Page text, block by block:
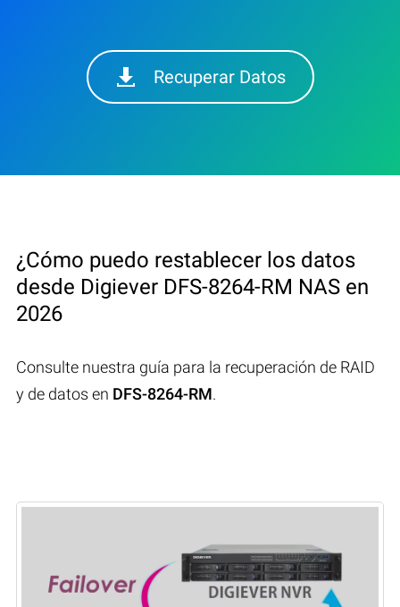
Recuperar Datos
¿Cómo puedo restablecer los datos
desde Digiever DFS-8264-RM NAS en
2026
Consulte nuestra guía para la recuperación de RAID
y de datos en DFS-8264-RM.